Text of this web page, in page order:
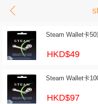
Steam Wallet卡50
HKD$49
Steam Wallet卡
HKD$97